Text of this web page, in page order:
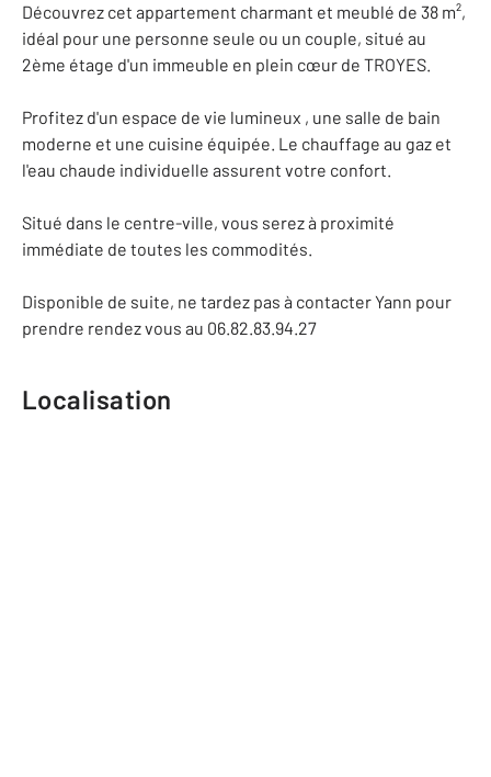
Découvrez cet appartement charmant et meublé de 38 m²,
idéal pour une personne seule ou un couple, situé au
2ème étage d'un immeuble en plein cœur de TROYES.
Profitez d'un espace de vie lumineux , une salle de bain
moderne et une cuisine équipée. Le chauffage au gaz et
l'eau chaude individuelle assurent votre confort.
Situé dans le centre-ville, vous serez à proximité
immédiate de toutes les commodités.
Disponible de suite, ne tardez pas à contacter Yann pour
prendre rendez vous au 06.82.83.94.27
Localisation